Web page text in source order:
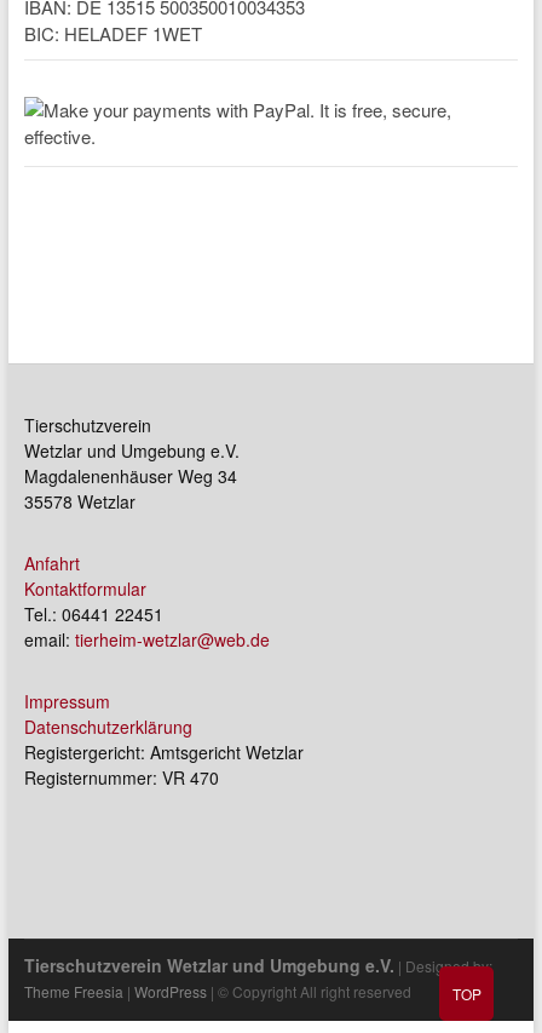
IBAN: DE 13515 500350010034353
BIC: HELADEF 1WET
Tierschutzverein
Wetzlar und Umgebung e.V.
Magdalenenhäuser Weg 34
35578 Wetzlar
Anfahrt
Kontaktformular
Tel.: 06441 22451
email: tierheim-wetzlar@web.de
Impressum
Datenschutzerklärung
Registergericht: Amtsgericht Wetzlar
Registernummer: VR 470
Tierschutzverein Wetzlar und Umgebung e.V. | Designed by:
Theme Freesia | WordPress| © Copyright All right reserved TOP